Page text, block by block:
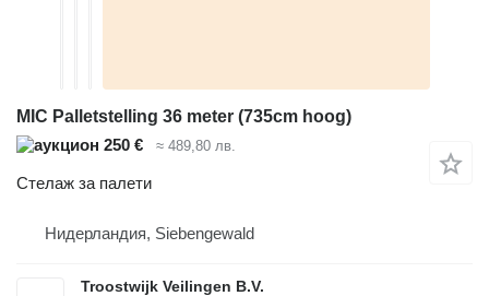
MIC Palletstelling 36 meter (735cm hoog)
250 €
≈ 489,80 лв.
Стелаж за палети
Нидерландия, Siebengewald
Troostwijk Veilingen B.V.